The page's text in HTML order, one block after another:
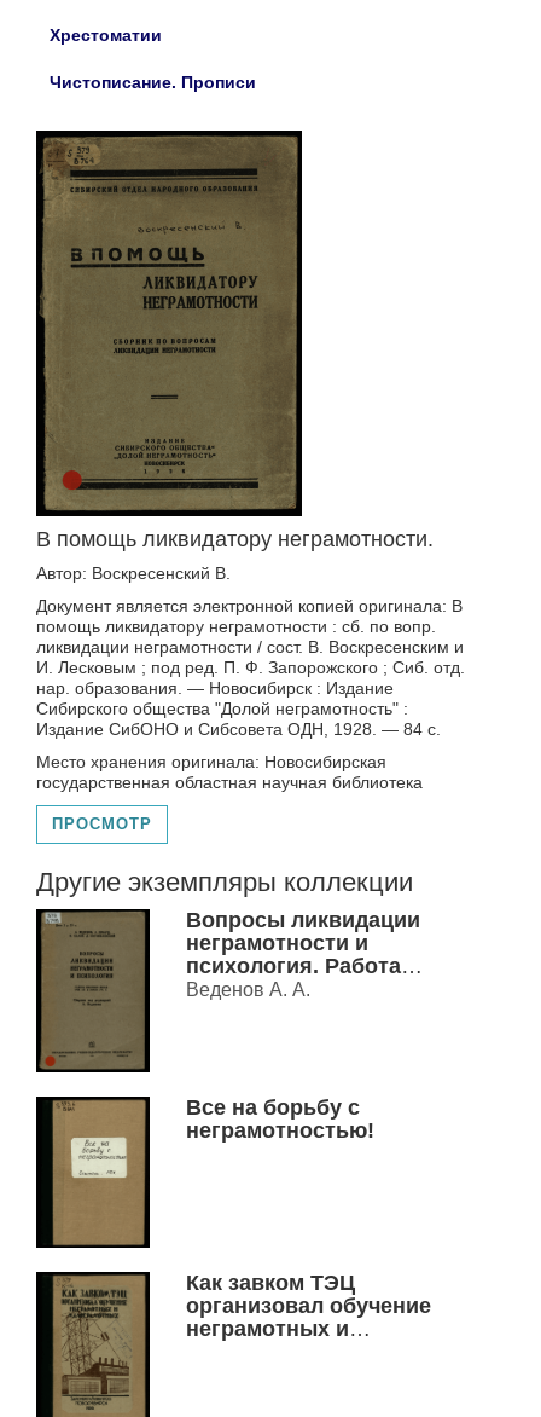
Хрестоматии
Чистописание. Прописи
В помощь ликвидатору неграмотности.
Автор: Воскресенский В.
Документ является электронной копией оригинала: В
помощь ликвидатору неграмотности : сб. по вопр.
ликвидации неграмотности / сост. В. Воскресенским и
И. Лесковым ; под ред. П. Ф. Запорожского ; Сиб. отд.
нар. образования. — Новосибирск : Издание
Сибирского общества "Долой неграмотность" :
Издание СибОНО и Сибсовета ОДН, 1928. — 84 с.
Место хранения оригинала: Новосибирская
государственная областная научная библиотека
ПРОСМОТР
Другие экземпляры коллекции
Вопросы ликвидации
неграмотности и
психология. Работа
опытных школ ВЧК л/б
Веденов А. А.
Все на борьбу с
неграмотностью!
Как завком ТЭЦ
организовал обучение
неграмотных и